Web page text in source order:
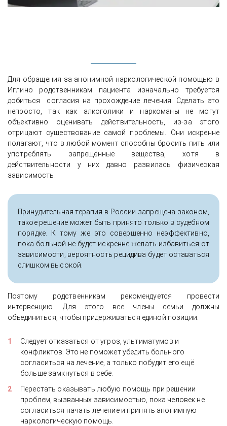
Для обращения за анонимной наркологической помощью в
Иглино родственникам пациента изначально требуется
добиться согласия на прохождение лечения. Сделать это
непросто, так как алкоголики и наркоманы не могут
объективно оценивать действительность, из-за этого
отрицают существование самой проблемы. Они искренне
полагают, что в любой момент способны бросить пить или
употреблять запрещённые вещества, хотя в
действительности у них давно развилась физическая
зависимость.
Принудительная терапия в России запрещена законом,
такое решение может быть принято только в судебном
порядке. К тому же это совершенно неэффективно,
пока больной не будет искренне желать избавиться от
зависимости, вероятность рецидива будет оставаться
слишком высокой.
Поэтому родственникам рекомендуется провести
интервенцию. Для этого все члены семьи должны
объединиться, чтобы придерживаться единой позиции.
Следует отказаться от угроз, ультиматумов и
конфликтов. Это не поможет убедить больного
согласиться на лечение, а только побудит его ещё
больше замкнуться в себе.
Перестать оказывать любую помощь при решении
проблем, вызванных зависимостью, пока человек не
согласиться начать лечение и принять анонимную
наркологическую помощь.